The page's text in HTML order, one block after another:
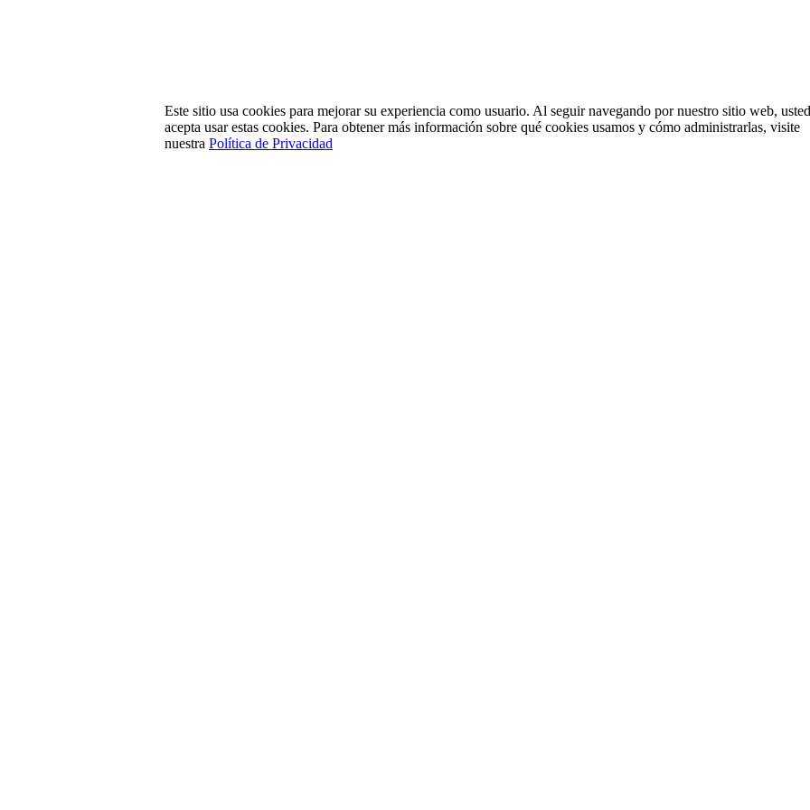
Este sitio usa cookies para mejorar su experiencia como usuario. Al seguir navegando por nuestro sitio web, usted
acepta usar estas cookies. Para obtener más información sobre qué cookies usamos y cómo administrarlas, visite
nuestra Política de Privacidad